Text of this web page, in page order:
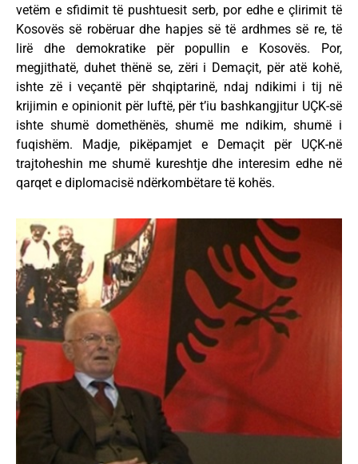
vetëm e sfidimit të pushtuesit serb, por edhe e çlirimit të
Kosovës së robëruar dhe hapjes së të ardhmes së re, të
lirë dhe demokratike për popullin e Kosovës. Por,
megjithatë, duhet thënë se, zëri i Demaçit, për atë kohë,
ishte zë i veçantë për shqiptarinë, ndaj ndikimi i tij në
krijimin e opinionit për luftë, për t’iu bashkangjitur UÇK-së
ishte shumë domethënës, shumë me ndikim, shumë i
fuqishëm. Madje, pikëpamjet e Demaçit për UÇK-në
trajtoheshin me shumë kureshtje dhe interesim edhe në
qarqet e diplomacisë ndërkombëtare të kohës.